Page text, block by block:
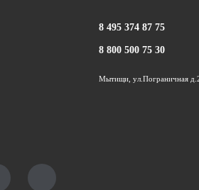
8 495 374 87 75
8 800 500 75 30
Мытищи, ул.Пограничная